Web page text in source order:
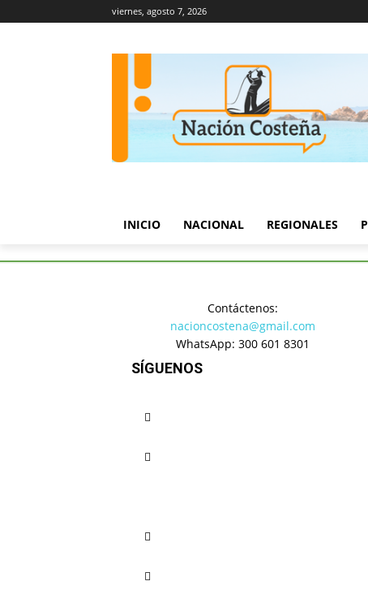
viernes, agosto 7, 2026
INICIO NACIONAL REGIONALES
Nacional
Petro no
Contáctenos:
nacioncostena@gmail.com
WhatsApp: 300 601 8301
SÍGUENOS